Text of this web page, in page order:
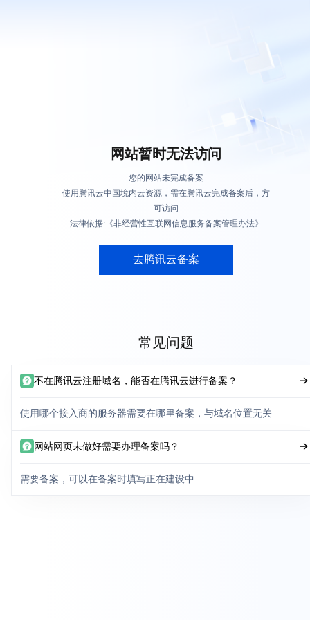
网站暂时无法访问
您的网站未完成备案
使用腾讯云中国境内云资源，需在腾讯云完成备案后，方
可访问
法律依据:《非经营性互联网信息服务备案管理办法》
去腾讯云备案
常见问题
不在腾讯云注册域名，能否在腾讯云进行备案？
使用哪个接入商的服务器需要在哪里备案，与域名位置无关
网站网页未做好需要办理备案吗？
需要备案，可以在备案时填写正在建设中